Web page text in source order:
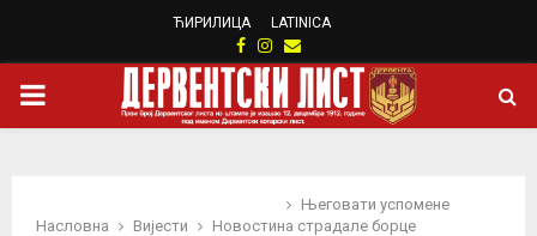
ЋИРИЛИЦА LATINICA
Facebook
Instagram
Email
PRIMARY
Насловна Вијести Новости
Његовати успомене
на страдале борце